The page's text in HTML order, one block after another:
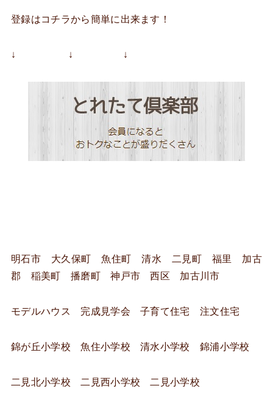
登録はコチラから簡単に出来ます！
↓ ↓ ↓
明石市 大久保町 魚住町 清水 二見町 福里 加古
郡 稲美町 播磨町 神戸市 西区 加古川市
モデルハウス 完成見学会 子育て住宅 注文住宅
錦が丘小学校 魚住小学校 清水小学校 錦浦小学校
二見北小学校 二見西小学校 二見小学校